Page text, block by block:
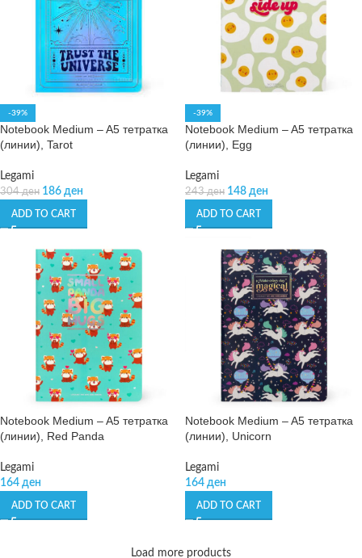
-39%
Notebook Medium – A5 тетратка
(линии), Tarot
Legami
304ден 186 ден
ADD TO CART
-39%
Notebook Medium – A5 тетратка
(линии), Egg
Legami
243ден 148 ден
ADD TO CART
Notebook Medium – A5 тетратка
(линии), Red Panda
Legami
164 ден
ADD TO CART
Notebook Medium – A5 тетратка
(линии), Unicorn
Legami
164 ден
ADD TO CART
Load more products